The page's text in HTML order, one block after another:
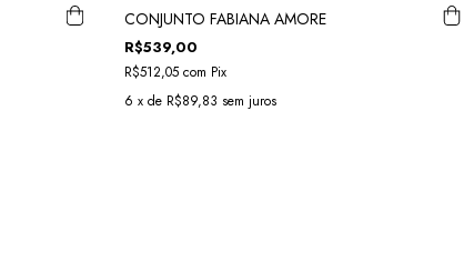
CONJUNTO FABIANA AMORE
R$539,00
R$512,05com Pix
6 x de R$89,83 sem juros